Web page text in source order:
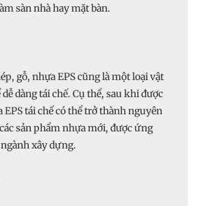
sàn nhà hay mặt bàn.
gỗ, nhựa EPS cũng là một loại vật
dàng tái chế. Cụ thể, sau khi được
tái chế có thể trở thành nguyên
sản phẩm nhựa mới, được ứng
xây dựng.